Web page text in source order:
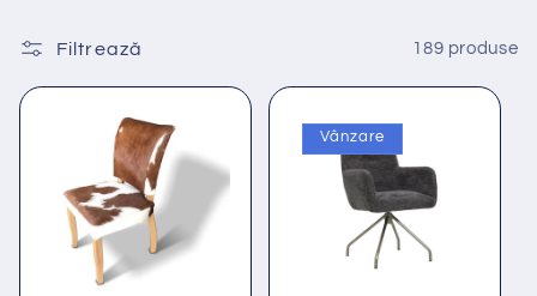
l
e
Filtrează 189 produse
Vânzare